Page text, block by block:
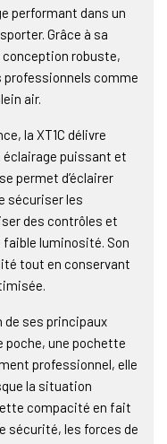
performant dans un
Grâce à sa
robuste,
professionnels comme
air.
la XT1C délivre
éclairage puissant et
permet d’éclairer
sécuriser les
des contrôles et
luminosité. Son
tout en conservant
de ses principaux
poche, une pochette
professionnel, elle
la situation
compacité en fait
sécurité, les forces de